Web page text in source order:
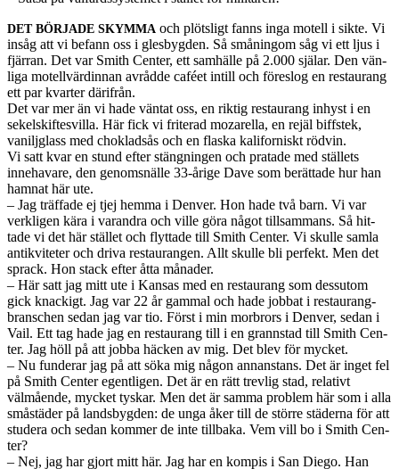
DET BÖRJADE SKYMMA och plöt­sligt fanns inga motell i sikte. Vi
insåg att vi befann oss i gles­byg­den. Så småningom såg vi ett ljus i
fjär­ran. Det var Smith Cen­ter, ett samhälle på 2.000 själar. Den vän­
liga motel­lvärdinnan avrådde caféet intill och föres­log en restau­rang
ett par kvarter därifrån.
Det var mer än vi hade vän­tat oss, en rik­tig restau­rang inhyst i en
sekel­skiftesvilla. Här fick vi frit­erad mozarella, en rejäl biff­stek,
vanilj­glass med chok­lad­sås och en flaska kali­for­niskt röd­vin.
Vi satt kvar en stund efter stängnin­gen och pratade med stäl­lets
innehavare, den genom­snälle 33-årige Dave som berät­tade hur han
ham­nat här ute.
– Jag träf­fade ej tjej hemma i Den­ver. Hon hade två barn. Vi var
verk­li­gen kära i varan­dra och ville göra något till­sam­mans. Så hit­
tade vi det här stäl­let och fly­t­tade till Smith Cen­ter. Vi skulle samla
antikviteter och driva restau­rangen. Allt skulle bli per­fekt. Men det
sprack. Hon stack efter åtta månader.
– Här satt jag mitt ute i Kansas med en restau­rang som dessu­tom
gick knack­igt. Jag var 22 år gam­mal och hade job­bat i restau­rang­
bran­schen sedan jag var tio. Först i min mor­brors i Den­ver, sedan i
Vail. Ett tag hade jag en restau­rang till i en grannstad till Smith Cen­
ter. Jag höll på att jobba häcken av mig. Det blev för mycket.
– Nu fun­derar jag på att söka mig någon annanstans. Det är inget fel
på Smith Cen­ter egentli­gen. Det är en rätt trevlig stad, rel­a­tivt
välmående, mycket tyskar. Men det är samma prob­lem här som i alla
småstäder på lands­byg­den: de unga åker till de större städerna för att
stud­era och sedan kom­mer de inte till­baka. Vem vill bo i Smith Cen­
ter?
– Nej, jag har gjort mitt här. Jag har en kom­pis i San Diego. Han